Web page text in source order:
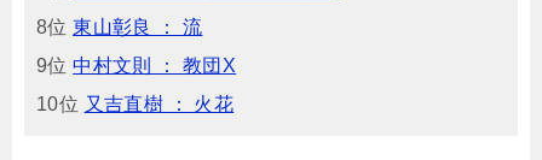
8位東山彰良 ： 流
9位中村文則 ： 教団X
10位 又吉直樹 ： 火花